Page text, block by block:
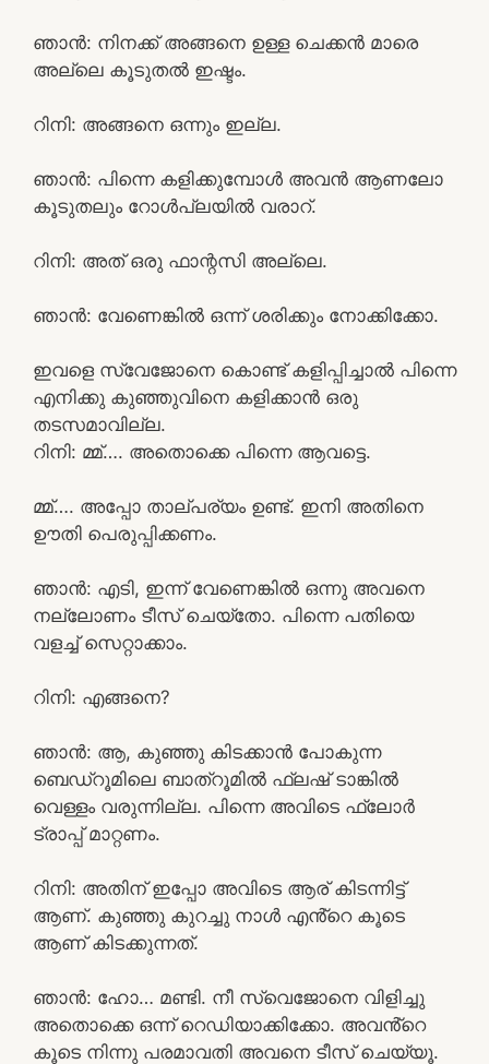
ഞാൻ: നിനക്ക് അങ്ങനെ ഉള്ള ചെക്കൻ മാരെ
അല്ലെ കൂടുതൽ ഇഷ്ടം.
റിനി: അങ്ങനെ ഒന്നും ഇല്ല.
ഞാൻ: പിന്നെ കളിക്കുമ്പോൾ അവൻ ആണലോ
കൂടുതലും റോൾപ്ലയിൽ വരാറ്.
റിനി: അത് ഒരു ഫാന്റസി അല്ലെ.
ഞാൻ: വേണെങ്കിൽ ഒന്ന് ശരിക്കും നോക്കിക്കോ.
ഇവളെ സ്വേജോനെ കൊണ്ട് കളിപ്പിച്ചാൽ പിന്നെ
എനിക്കു കുഞ്ഞുവിനെ കളിക്കാൻ ഒരു
തടസമാവില്ല.
റിനി: മ്മ്…. അതൊക്കെ പിന്നെ ആവട്ടെ.
മ്മ്…. അപ്പോ താല്പര്യം ഉണ്ട്. ഇനി അതിനെ
ഊതി പെരുപ്പിക്കണം.
ഞാൻ: എടി, ഇന്ന് വേണെങ്കിൽ ഒന്നു അവനെ
നല്ലോണം ടീസ് ചെയ്തോ. പിന്നെ പതിയെ
വളച്ച് സെറ്റാക്കാം.
റിനി: എങ്ങനെ?
ഞാൻ: ആ, കുഞ്ഞു കിടക്കാൻ പോകുന്ന
ബെഡ്‌റൂമിലെ ബാത്‌റൂമിൽ ഫ്ലഷ് ടാങ്കിൽ
വെള്ളം വരുന്നില്ല. പിന്നെ അവിടെ ഫ്ലോർ
ട്രാപ്പ് മാറ്റണം.
റിനി: അതിന് ഇപ്പോ അവിടെ ആര് കിടന്നിട്ട്
ആണ്. കുഞ്ഞു കുറച്ചു നാൾ എൻ്റെ കൂടെ
ആണ് കിടക്കുന്നത്.
ഞാൻ: ഹോ… മണ്ടി. നീ സ്വെജോനെ വിളിച്ചു
അതൊക്കെ ഒന്ന് റെഡിയാക്കിക്കോ. അവൻ്റെ
കൂടെ നിന്നു പരമാവതി അവനെ ടീസ് ചെയ്യൂ.